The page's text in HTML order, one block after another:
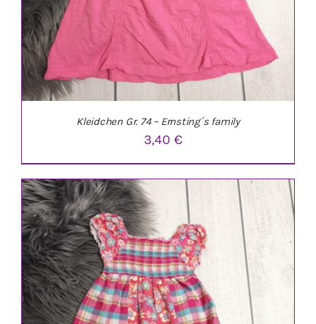
IN DEN WARENKORB / DETAILS
Kleidchen Gr. 74 – Ernsting´s family
3,40€